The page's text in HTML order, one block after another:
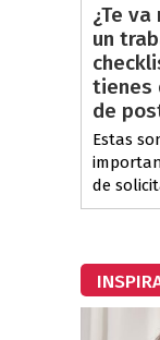
¿Te
un
tienes
de
Estas
de